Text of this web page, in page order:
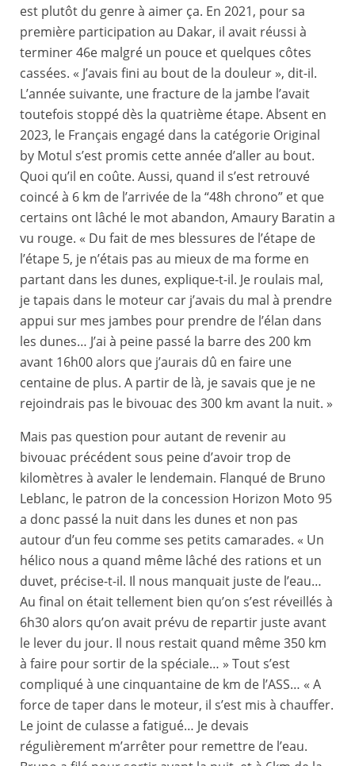
est plutôt du genre à aimer ça. En 2021, pour sa
première participation au Dakar, il avait réussi à
terminer 46e malgré un pouce et quelques côtes
cassées. « J’avais fini au bout de la douleur », dit-il.
L’année suivante, une fracture de la jambe l’avait
toutefois stoppé dès la quatrième étape. Absent en
2023, le Français engagé dans la catégorie Original
by Motul s’est promis cette année d’aller au bout.
Quoi qu’il en coûte. Aussi, quand il s’est retrouvé
coincé à 6 km de l’arrivée de la “48h chrono” et que
certains ont lâché le mot abandon, Amaury Baratin a
vu rouge. « Du fait de mes blessures de l’étape de
l’étape 5, je n’étais pas au mieux de ma forme en
partant dans les dunes, explique-t-il. Je roulais mal,
je tapais dans le moteur car j’avais du mal à prendre
appui sur mes jambes pour prendre de l’élan dans
les dunes… J’ai à peine passé la barre des 200 km
avant 16h00 alors que j’aurais dû en faire une
centaine de plus. A partir de là, je savais que je ne
rejoindrais pas le bivouac des 300 km avant la nuit. »
Mais pas question pour autant de revenir au
bivouac précédent sous peine d’avoir trop de
kilomètres à avaler le lendemain. Flanqué de Bruno
Leblanc, le patron de la concession Horizon Moto 95
a donc passé la nuit dans les dunes et non pas
autour d’un feu comme ses petits camarades. « Un
hélico nous a quand même lâché des rations et un
duvet, précise-t-il. Il nous manquait juste de l’eau…
Au final on était tellement bien qu’on s’est réveillés à
6h30 alors qu’on avait prévu de repartir juste avant
le lever du jour. Il nous restait quand même 350 km
à faire pour sortir de la spéciale… » Tout s’est
compliqué à une cinquantaine de km de l’ASS… « A
force de taper dans le moteur, il s’est mis à chauffer.
Le joint de culasse a fatigué… Je devais
régulièrement m’arrêter pour remettre de l’eau.